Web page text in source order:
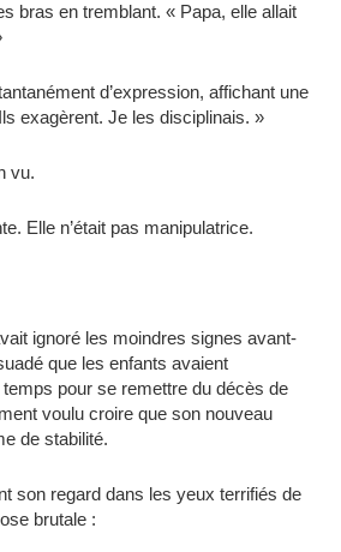
bras en tremblant. « Papa, elle allait
d’expression, affichant une
exagèrent. Je les disciplinais. »
vu.
Elle n’était pas manipulatrice.
ignoré les moindres signes avant-
que les enfants avaient
pour se remettre du décès de
voulu croire que son nouveau
de stabilité.
son regard dans les yeux terrifiés de
brutale :